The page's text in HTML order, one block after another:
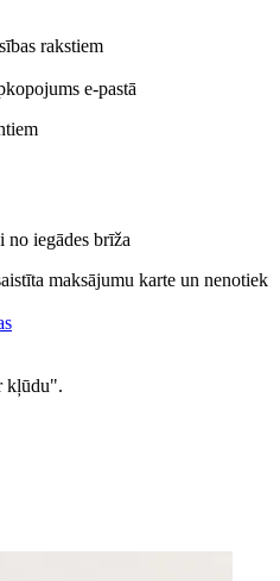
rakstiem
e-pastā
no iegādes brīža
maksājumu karte un nenotiek
kļūdu".